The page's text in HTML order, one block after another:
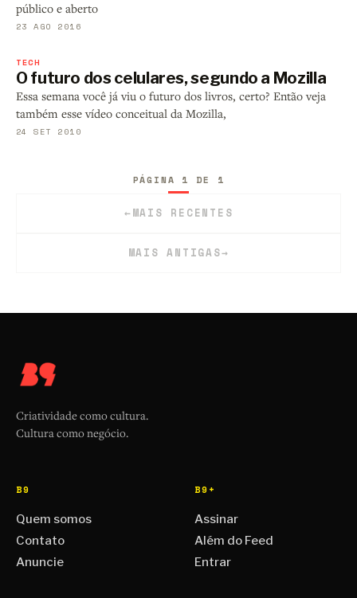
público e aberto
23 AGO 2016
TECH
O futuro dos celulares, segundo a Mozilla
Essa semana você já viu o futuro dos livros, certo? Então veja
também esse vídeo conceitual da Mozilla,
24 SET 2010
←MAIS RECENTES
PÁGINA 1 DE 1
MAIS ANTIGAS→
Criatividade como cultura.
Cultura como negócio.
B9
Quem somos
Contato
Anuncie
B9+
Assinar
Além do Feed
Entrar